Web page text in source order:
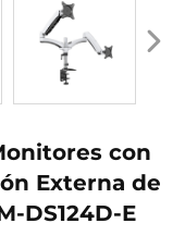
con
Externa de
DS124D-E